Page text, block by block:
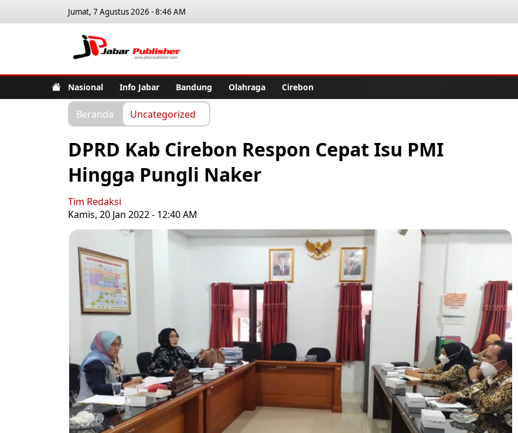
Jumat, 7 Agustus 2026 - 8:46 AM
Nasional Info Jabar Bandung Olahraga Cirebon
Beranda Uncategorized
DPRD Kab Cirebon Respon Cepat Isu PMI
Hingga Pungli Naker
Tim Redaksi
Kamis, 20 Jan 2022 - 12:40 AM